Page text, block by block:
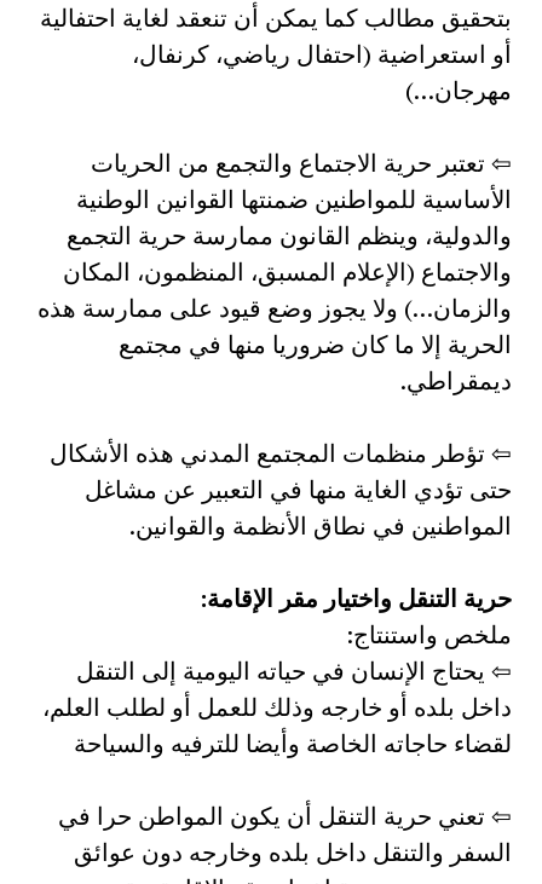
بتحقيق مطالب كما يمكن أن تنعقد لغاية احتفالية
أو استعراضية (احتفال رياضي، كرنفال،
مهرجان…)
⇦ تعتبر حرية الاجتماع والتجمع من الحريات
الأساسية للمواطنين ضمنتها القوانين الوطنية
والدولية، وينظم القانون ممارسة حرية التجمع
والاجتماع (الإعلام المسبق، المنظمون، المكان
والزمان…) ولا يجوز وضع قيود على ممارسة هذه
الحرية إلا ما كان ضروريا منها في مجتمع
ديمقراطي.
⇦ تؤطر منظمات المجتمع المدني هذه الأشكال
حتى تؤدي الغاية منها في التعبير عن مشاغل
المواطنين في نطاق الأنظمة والقوانين.
حرية التنقل واختيار مقر الإقامة:
ملخص واستنتاج:
⇦ يحتاج الإنسان في حياته اليومية إلى التنقل
داخل بلده أو خارجه وذلك للعمل أو لطلب العلم،
لقضاء حاجاته الخاصة وأيضا للترفيه والسياحة
⇦ تعني حرية التنقل أن يكون المواطن حرا في
السفر والتنقل داخل بلده وخارجه دون عوائق